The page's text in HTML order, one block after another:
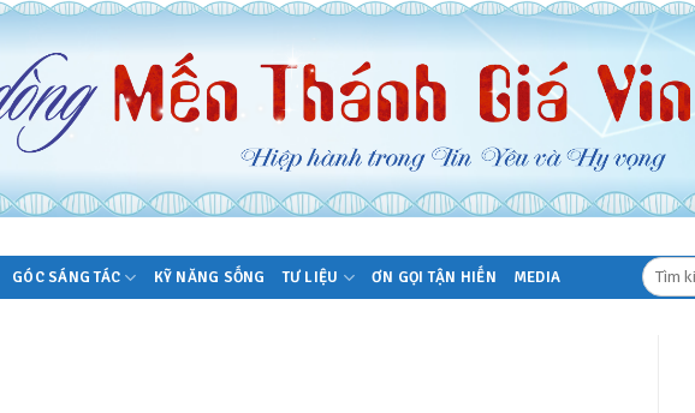
GÓC SÁNG TÁC KỸ NĂNG SỐNG TƯ LIỆU ƠN GỌI TẬN HIẾN MEDIA